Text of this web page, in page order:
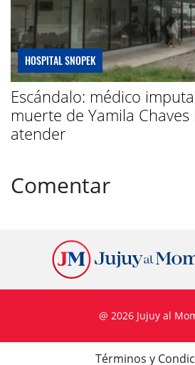
HOSPITAL SNOPEK
Escándalo: médico
muerte de Yamila
atender
Comentar
@ 2026 Jujuy al
Términos y